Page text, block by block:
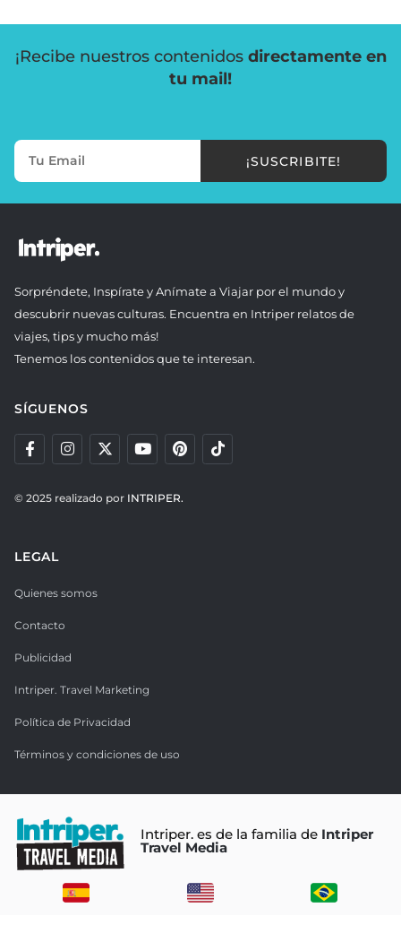
¡Recibe nuestros contenidos directamente en
tu mail!
¡SUSCRIBITE!
Sorpréndete, Inspírate y Anímate a Viajar por el mundo y
descubrir nuevas culturas. Encuentra en Intriper relatos de
viajes, tips y mucho más!
Tenemos los contenidos que te interesan.
SÍGUENOS
© 2025 realizado por INTRIPER.
LEGAL
Quienes somos
Contacto
Publicidad
Intriper. Travel Marketing
Política de Privacidad
Términos y condiciones de uso
Intriper. es de la familia de Intriper
Travel Media